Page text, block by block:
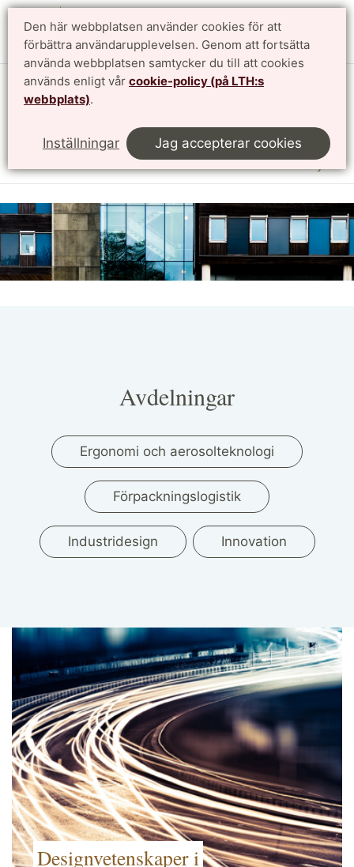
Den här webbplatsen använder cookies för att
förbättra användarupplevelsen. Genom att fortsätta
använda webbplatsen samtycker du till att cookies
används enligt vår cookie-policy (på LTH:s
webbplats).
Inställningar Jag accepterar cookies
Institutionen för designvetenskaper
LTH, Lunds Tekniska Högskola
Meny
Avdelningar
Ergonomi och aerosolteknologi
Förpackningslogistik
Industridesign Innovation
Designvetenskaper i